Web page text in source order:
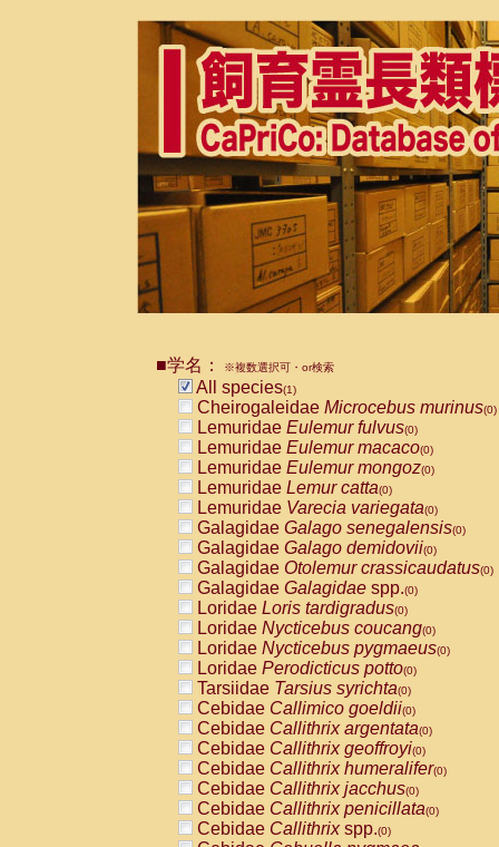
■学名： ※複数選択可・or検索
All species(1)
Cheirogaleidae Microcebus murinus(0)
Lemuridae Eulemur fulvus(0)
Lemuridae Eulemur macaco(0)
Lemuridae Eulemur mongoz(0)
Lemuridae Lemur catta(0)
Lemuridae Varecia variegata(0)
Galagidae Galago senegalensis(0)
Galagidae Galago demidovii(0)
Galagidae Otolemur crassicaudatus(0)
Galagidae Galagidae spp.(0)
Loridae Loris tardigradus(0)
Loridae Nycticebus coucang(0)
Loridae Nycticebus pygmaeus(0)
Loridae Perodicticus potto(0)
Tarsiidae Tarsius syrichta(0)
Cebidae Callimico goeldii(0)
Cebidae Callithrix argentata(0)
Cebidae Callithrix geoffroyi(0)
Cebidae Callithrix humeralifer(0)
Cebidae Callithrix jacchus(0)
Cebidae Callithrix penicillata(0)
Cebidae Callithrixspp.(0)